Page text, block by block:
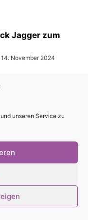
unseren Service zu
Jagger zum
14. November 2024
2026